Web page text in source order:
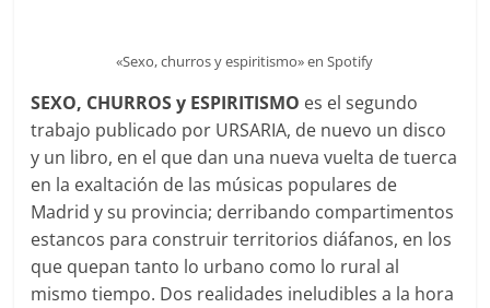
«Sexo, churros y espiritismo» en Spotify
SEXO, CHURROS y ESPIRITISMO es el segundo
trabajo publicado por URSARIA, de nuevo un disco
y un libro, en el que dan una nueva vuelta de tuerca
en la exaltación de las músicas populares de
Madrid y su provincia; derribando compartimentos
estancos para construir territorios diáfanos, en los
que quepan tanto lo urbano como lo rural al
mismo tiempo. Dos realidades ineludibles a la hora